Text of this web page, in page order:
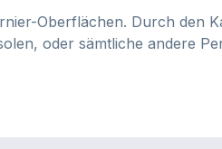
Oberflächen. Durch den
oder sämtliche andere